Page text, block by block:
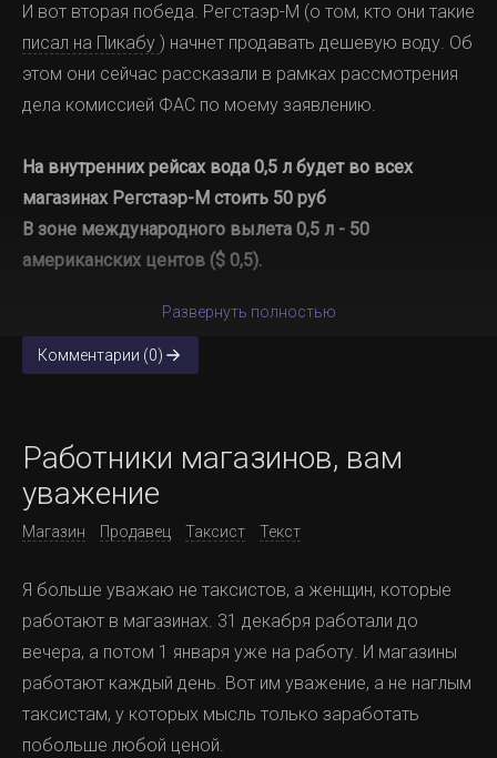
И вот вторая победа. Регстаэр-М (о том, кто они такие
писал на Пикабу ) начнет продавать дешевую воду. Об
этом они сейчас рассказали в рамках рассмотрения
дела комиссией ФАС по моему заявлению.
На внутренних рейсах вода 0,5 л будет во всех
магазинах Регстаэр-М стоить 50 руб
В зоне международного вылета 0,5 л - 50
американских центов ($ 0,5).
Развернуть полностью
Комментарии (0)
Работники магазинов, вам
уважение
Магазин Продавец Таксист Текст
Я больше уважаю не таксистов, а женщин, которые
работают в магазинах. 31 декабря работали до
вечера, а потом 1 января уже на работу. И магазины
работают каждый день. Вот им уважение, а не наглым
таксистам, у которых мысль только заработать
побольше любой ценой.